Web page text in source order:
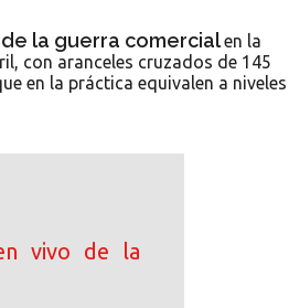
la guerra comercialen la
con aranceles cruzados de 145
en la práctica equivalen a niveles
vivo de la